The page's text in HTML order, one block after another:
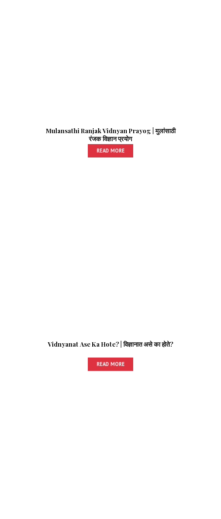
Mulansathi Ranjak Vidnyan Prayog | मुलांसाठी
रंजक विज्ञान प्रयोग
READ MORE
Vidnyanat Ase Ka Hote? | विज्ञानात असे का होते?
READ MORE